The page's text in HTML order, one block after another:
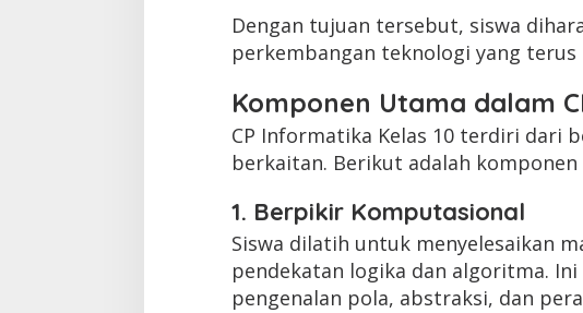
Dengan tujuan tersebut, siswa
perkembangan teknologi yang terus
Komponen Utama dalam
CP Informatika Kelas 10 terdiri dari
berkaitan. Berikut adalah komponen
1. Berpikir Komputasional
Siswa dilatih untuk menyelesaikan
pendekatan logika dan algoritma.
pengenalan pola, abstraksi, dan